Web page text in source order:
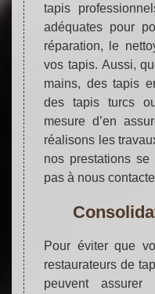
tapis
adéquates pour
réparation, le
vos tapis. Aussi,
mains, des tapis
des tapis turcs
mesure d’en
réalisons les
nos prestations se
pas à nous
Pour éviter que
restaurateurs de
peuvent